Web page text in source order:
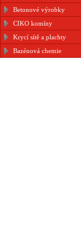
Betonové výrobky
CIKO komíny
Krycí sítě a plachty
Bazénová chemie